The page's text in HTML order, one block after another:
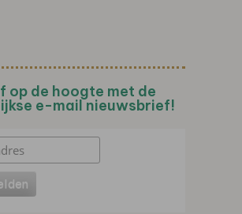
op de hoogte met de
e-mail nieuwsbrief!